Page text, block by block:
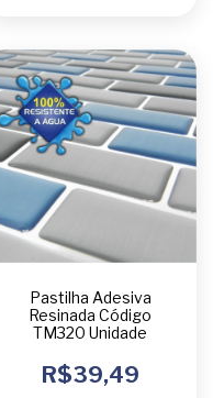
Pastilha Adesiva
Resinada Código
TM320 Unidade
R$39,49